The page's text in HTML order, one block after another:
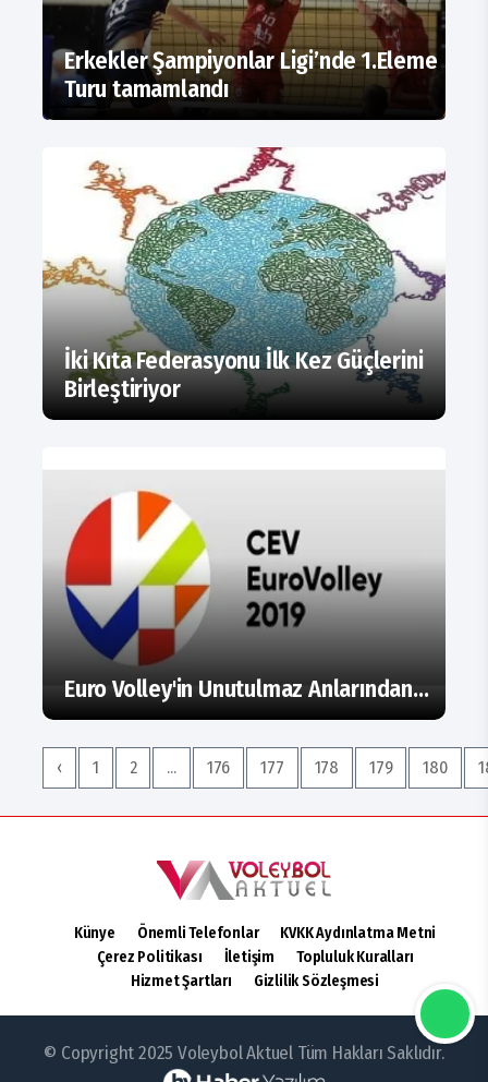
Erkekler Şampiyonlar Ligi’nde 1.Eleme
Turu tamamlandı
İki Kıta Federasyonu İlk Kez Güçlerini
Birleştiriyor
Euro Volley'in Unutulmaz Anlarından...
‹ 1 2 ... 176 177 178 179 180
Künye Önemli Telefonlar
KVKK Aydınlatma Metni
Çerez Politikası
İletişim
Topluluk Kuralları
Hizmet Şartları
Gizlilik Sözleşmesi
© Copyright 2025 Voleybol Aktuel Tüm Hakları Saklıdır.